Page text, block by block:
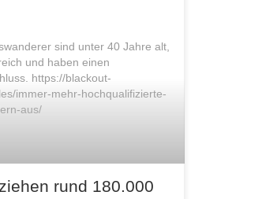
sind unter 40 Jahre alt,
und haben einen
https://blackout-
immer-mehr-hochqualifizierte-
aus/
rund 180.000